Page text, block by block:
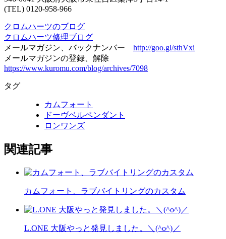
(TEL) 0120-958-966
クロムハーツのブログ
クロムハーツ修理ブログ
メールマガジン、バックナンバー http://goo.gl/sthVxi
メールマガジンの登録、解除
https://www.kuromu.com/blog/archives/7098
タグ
カムフォート
ドーヴベルペンダント
ロンワンズ
関連記事
カムフォート、ラブバイトリングのカスタム
L.ONE 大阪やっと発見しました。＼(^o^)／